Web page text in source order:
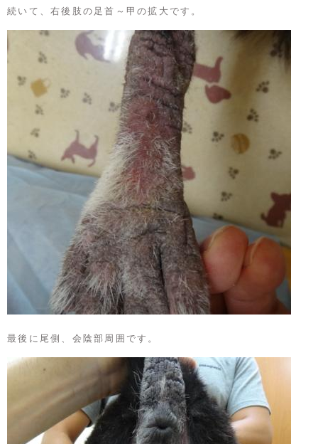
続いて、右後肢の足首～甲の拡大です。
最後に尾側、会陰部周囲です。